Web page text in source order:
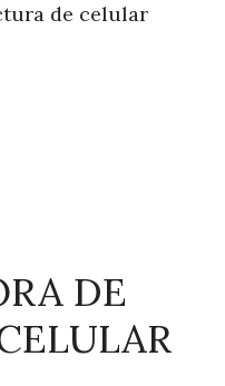
de celular
DE